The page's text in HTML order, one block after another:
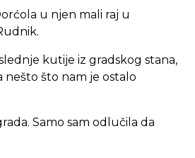
u njen mali raj u
kutije iz gradskog stana,
nešto što nam je ostalo
Samo sam odlučila da